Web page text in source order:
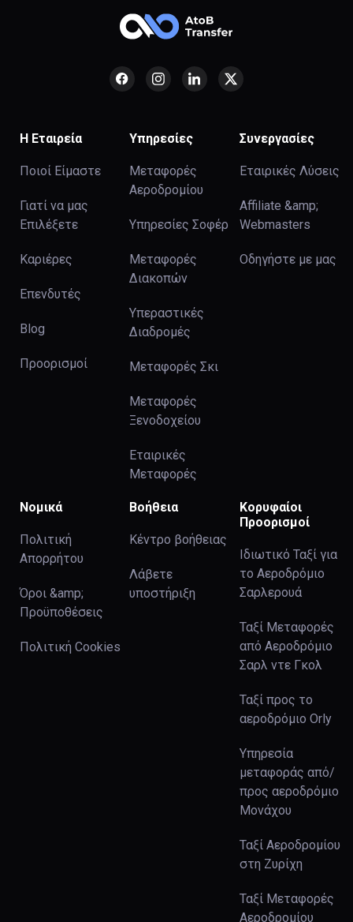
Η Εταιρεία
Ποιοί Είμαστε
Γιατί να μας
Επιλέξετε
Καριέρες
Επενδυτές
Blog
Προορισμοί
Υπηρεσίες
Μεταφορές
Αεροδρομίου
Υπηρεσίες Σοφέρ
Μεταφορές
Διακοπών
Υπεραστικές
Διαδρομές
Μεταφορές Σκι
Μεταφορές
Ξενοδοχείου
Εταιρικές
Μεταφορές
Συνεργασίες
Εταιρικές Λύσεις
Affiliate &amp;
Webmasters
Οδηγήστε με μας
Νομικά
Πολιτική
Απορρήτου
Όροι &amp;
Προϋποθέσεις
Πολιτική Cookies
Βοήθεια
Κέντρο βοήθειας
Λάβετε
υποστήριξη
Κορυφαίοι
Προορισμοί
Ιδιωτικό Ταξί για
το Αεροδρόμιο
Σαρλερουά
Ταξί Μεταφορές
από Αεροδρόμιο
Σαρλ ντε Γκολ
Ταξί προς το
αεροδρόμιο Orly
Υπηρεσία
μεταφοράς από/
προς αεροδρόμιο
Μονάχου
Ταξί Αεροδρομίου
στη Ζυρίχη
Ταξί Μεταφορές
Αεροδρομίου